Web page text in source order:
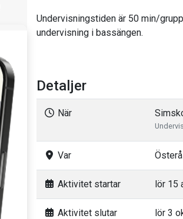
Undervisningstiden är 50 min/
undervisning i bassängen.
Detaljer
När
Var
Aktivitet startar lör 15
Aktivitet slutar lör 3